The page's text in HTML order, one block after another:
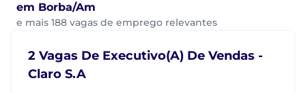
em Borba/Am
e mais 188 vagas de emprego relevantes
2 Vagas De Executivo(A) De Vendas -
Claro S.A